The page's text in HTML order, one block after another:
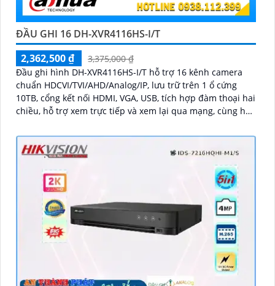
ĐẦU GHI 16 DH-XVR4116HS-I/T
2,362,500 ₫
3,375,000 ₫
Đầu ghi hình DH-XVR4116HS-I/T hỗ trợ 16 kênh camera
chuẩn HDCVI/TVI/AHD/Analog/IP, lưu trữ trên 1 ổ cứng
10TB, cổng kết nối HDMI, VGA, USB, tích hợp đàm thoại hai
chiều, hỗ trợ xem trực tiếp và xem lại qua mạng, cùng hỗ